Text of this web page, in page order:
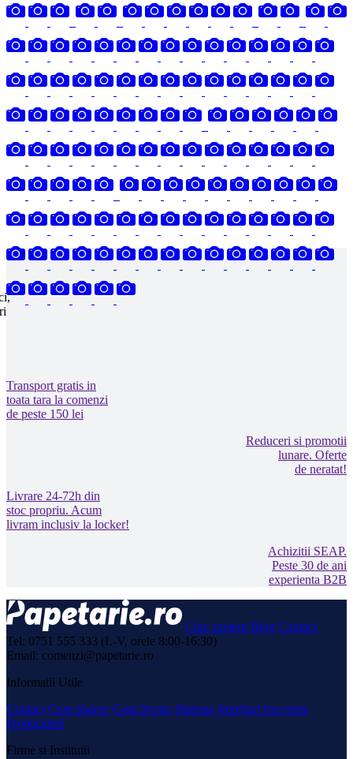
Transport gratis in
toata tara la comenzi
de peste 150 lei
Reduceri si promotii
lunare. Oferte
de neratat!
Livrare 24-72h din
stoc propriu. Acum
livram inclusiv la locker!
Achizitii SEAP.
Peste 30 de ani
experienta B2B
Cine suntem Blog Contact
Tel: 0751 555 333 (L-V, orele 8:00-16:30)
Email: comenzi@papetarie.ro
Informatii Utile
Contact Cum platesc Cum livram Sitemap Intrebari frecvente
Producatori
Firme si Institutii